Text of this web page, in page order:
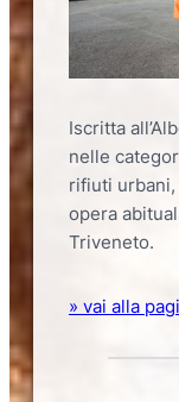
Iscritta
nelle
rifiuti
opera
Triveneto.
» vai alla